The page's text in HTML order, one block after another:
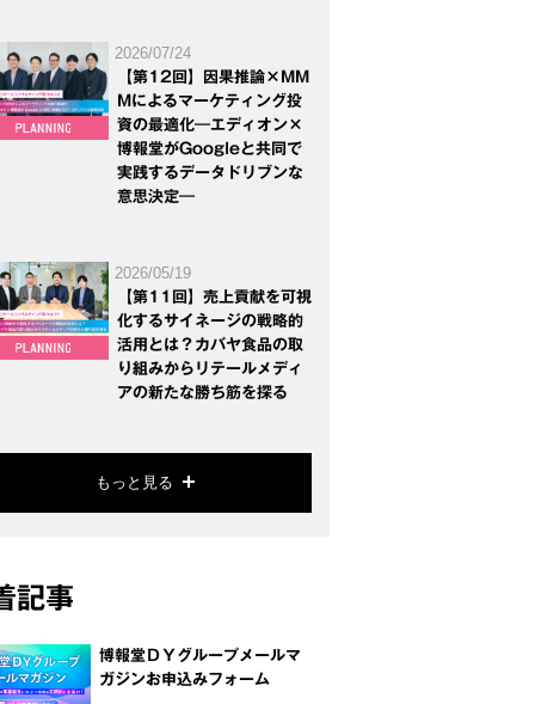
2026/07/24
【第12回】因果推論×MM
Mによるマーケティング投
資の最適化―エディオン×
博報堂がGoogleと共同で
実践するデータドリブンな
意思決定―
2026/05/19
【第11回】売上貢献を可視
化するサイネージの戦略的
活用とは？カバヤ食品の取
り組みからリテールメディ
アの新たな勝ち筋を探る
もっと見る
記事
博報堂ＤＹグループメールマ
ガジンお申込みフォーム